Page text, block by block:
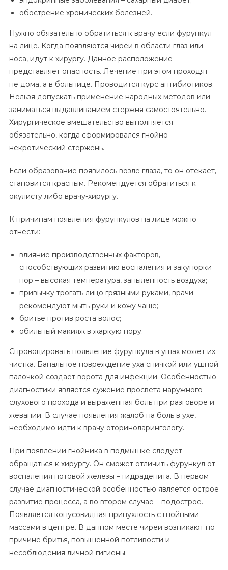
обострение хронических болезней.
Нужно обязательно обратиться к врачу если фурункул
на лице. Когда появляются чиреи в области глаз или
носа, идут к хирургу. Данное расположение
представляет опасность. Лечение при этом проходят
не дома, а в больнице. Проводится курс антибиотиков.
Нельзя допускать применение народных методов или
заниматься выдавливанием стержня самостоятельно.
Хирургическое вмешательство выполняется
обязательно, когда сформировался гнойно-
некротический стержень.
Если образование появилось возле глаза, то он отекает,
становится красным. Рекомендуется обратиться к
окулисту либо врачу-хирургу.
К причинам появления фурункулов на лице можно
отнести:
влияние производственных факторов,
способствующих развитию воспаления и закупорки
пор – высокая температура, запыленность воздуха;
привычку трогать лицо грязными руками, врачи
рекомендуют мыть руки и кожу чаще;
бритье против роста волос;
обильный макияж в жаркую пору.
Спровоцировать появление фурункула в ушах может их
чистка. Банальное повреждение уха спичкой или ушной
палочкой создает ворота для инфекции. Особенностью
диагностики является сужение просвета наружного
слухового прохода и выраженная боль при разговоре и
жевании. В случае появления жалоб на боль в ухе,
необходимо идти к врачу оториноларингологу.
При появлении гнойника в подмышке следует
обращаться к хирургу. Он сможет отличить фурункул от
воспаления потовой железы – гидраденита. В первом
случае диагностической особенностью является острое
развитие процесса, а во втором случае – подострое.
Появляется конусовидная припухлость с гнойными
массами в центре. В данном месте чиреи возникают по
причине бритья, повышенной потливости и
несоблюдения личной гигиены.